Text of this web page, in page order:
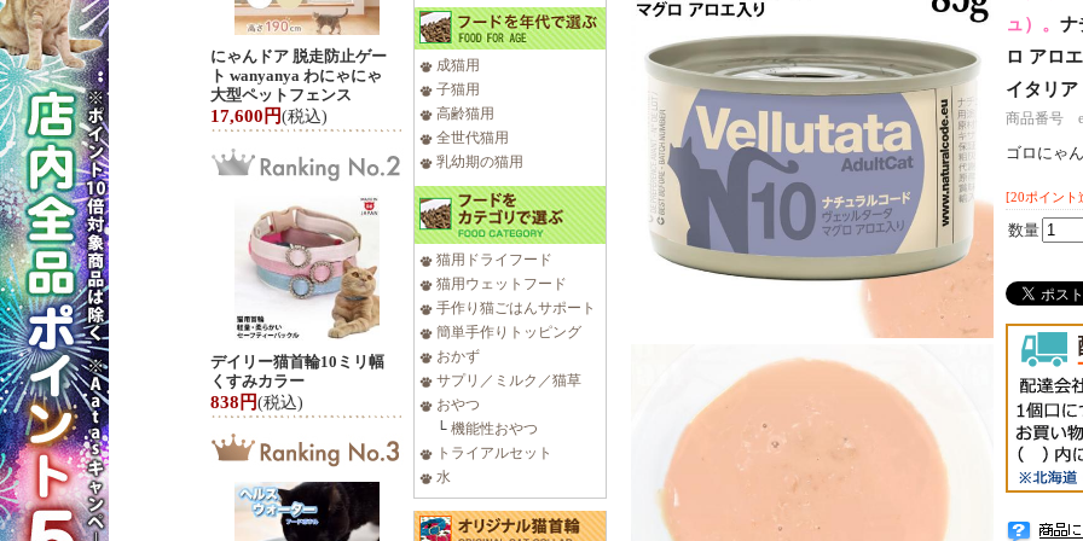
にゃんドア 脱走防止ゲー
ト wanyanya わにゃにゃ
大型ペットフェンス
17,600円(税込)
デイリー猫首輪10ミリ幅
くすみカラー
838円(税込)
成猫用
子猫用
高齢猫用
全世代猫用
乳幼期の猫用
猫用ドライフード
猫用ウェットフード
手作り猫ごはんサポート
簡単手作りトッピング
おかず
サプリ／ミルク／猫草
おやつ
└ 機能性おやつ
トライアルセット
水
ュ）。 ナ
ロ アロ
イタリア
商品番号
ゴロにゃ
[20ポイント
数量